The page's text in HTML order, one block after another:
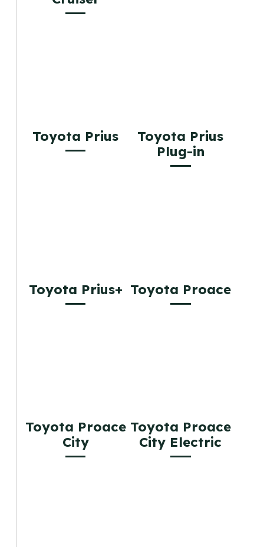
Toyota Prius
Toyota Prius
Plug-in
Toyota Prius+ Toyota Proace
Toyota Proace
City
Toyota Proace
City Electric